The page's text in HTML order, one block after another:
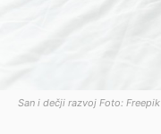
San i dečji razvoj Foto: Freepik